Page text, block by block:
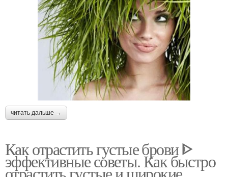
читать дальше →
Как отрастить густые брови ᐈ
эффективные советы. Как быстро